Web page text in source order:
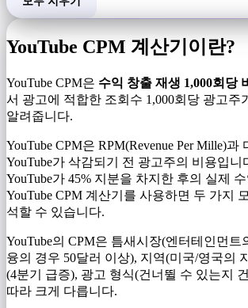
YouTube CPM 계산기이란?
YouTube CPM은 수익 창출 재생 1,000회당
서 광고에 적합한 조회수 1,000회당 광고주
알려줍니다.
YouTube CPM은 RPM(Revenue Per Mille)과
YouTube가 삭감되기 전 광고주의 비용입니
YouTube가 45% 지분을 차지한 후의 실제
YouTube CPM 계산기를 사용하면 두 가지
석할 수 있습니다.
YouTube의 CPM은 틈새시장(엔터테인먼트
융의 경우 50달러 이상), 지역(미국/영국의
(4분기 급증), 광고 형식(건너뛸 수 있는지
따라 크게 다릅니다.